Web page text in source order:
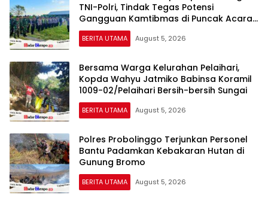
TNI-Polri, Tindak Tegas Potensi
Gangguan Kamtibmas di Puncak Acara
Wong Bodho Sidowungu
BERITA UTAMA August 5, 2026
Bersama Warga Kelurahan Pelaihari,
Kopda Wahyu Jatmiko Babinsa Koramil
1009-02/Pelaihari Bersih-bersih Sungai
BERITA UTAMA August 5, 2026
Polres Probolinggo Terjunkan Personel
Bantu Padamkan Kebakaran Hutan di
Gunung Bromo
BERITA UTAMA August 5, 2026